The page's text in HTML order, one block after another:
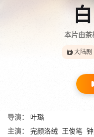
本片由
大陆剧
导演：
叶璐
主演：
完颜洛绒 王俊笔